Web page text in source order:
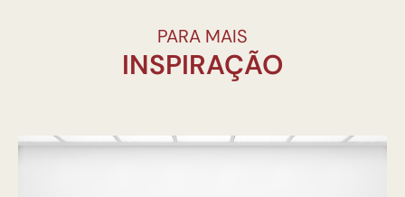
PARA MAIS
INSPIRAÇÃO